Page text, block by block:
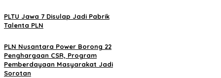
PLTU Jawa 7 Disulap Jadi Pabrik
Talenta PLN
PLN Nusantara Power Borong 22
Penghargaan CSR, Program
Pemberdayaan Masyarakat Jadi
Sorotan